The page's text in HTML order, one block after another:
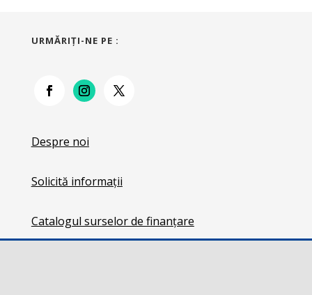
URMĂRIŢI-NE PE :
Despre noi
Solicită informații
Catalogul surselor de finanțare